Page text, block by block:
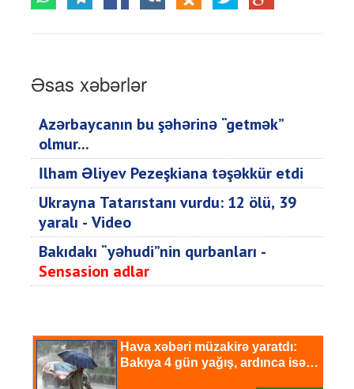
Əsas xəbərlər
Azərbaycanın bu şəhərinə “getmək”
olmur...
İlham Əliyev Pezeşkiana təşəkkür etdi
Ukrayna Tatarıstanı vurdu: 12 ölü, 39
yaralı - Video
Bakıdakı “yəhudi”nin qurbanları -
Sensasion adlar